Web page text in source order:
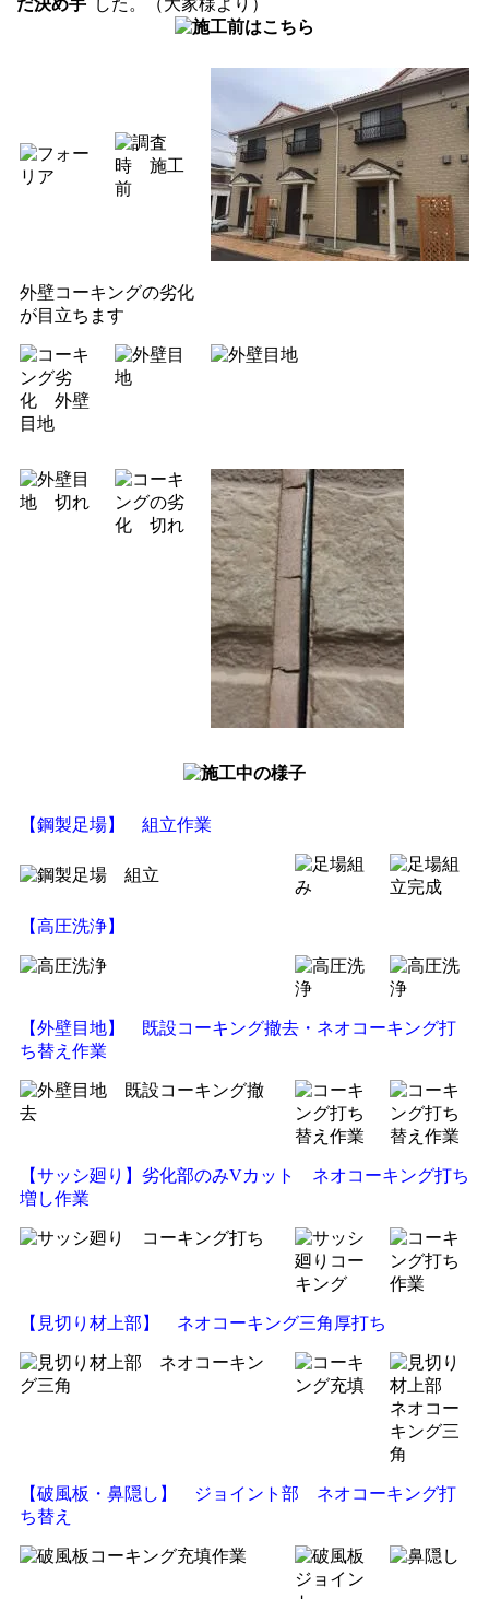
外壁コーキングの劣化
が目立ちます
【鋼製足場】 組立作業
【高圧洗浄】
【外壁目地】 既設コーキング撤去・ネオコーキング打
ち替え作業
【サッシ廻り】劣化部のみVカット ネオコーキング打ち
増し作業
【見切り材上部】 ネオコーキング三角厚打ち
【破風板・鼻隠し】 ジョイント部 ネオコーキング打
ち替え